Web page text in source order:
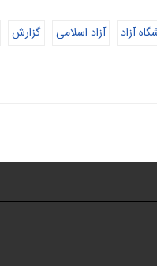
آزاد آزاد اسلامی گزارش